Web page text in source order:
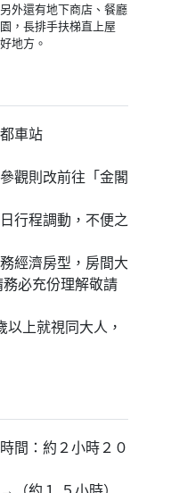
外還有地下商店、餐廳
，長排手扶梯直上屋
地方。
車站
觀則改前往「金閣
行程調動，不便之
經濟房型，房間大
必充份理解敬請
以上就視同大人，
間：約２小時２０